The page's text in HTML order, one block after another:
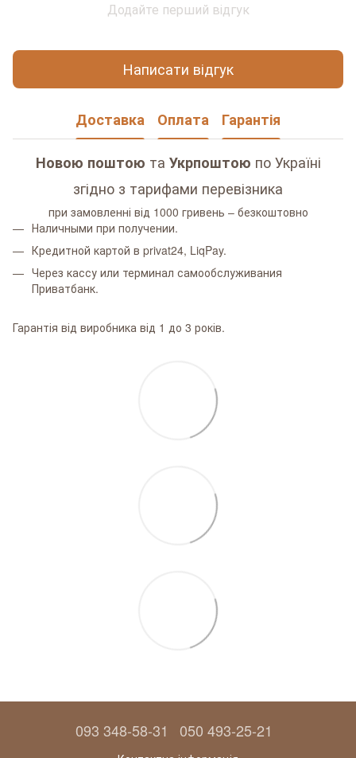
Додайте перший відгук
Написати відгук
Доставка Оплата Гарантія
Новою поштою та Укрпоштою по Україні
згідно з тарифами перевізника
при замовленні від 1000 гривень – безкоштовно
Наличными при получении.
Кредитной картой в privat24, LiqPay.
Через кассу или терминал самообслуживания
Приватбанк.
Гарантія від виробника від 1 до 3 років.
093 348-58-31 050 493-25-21